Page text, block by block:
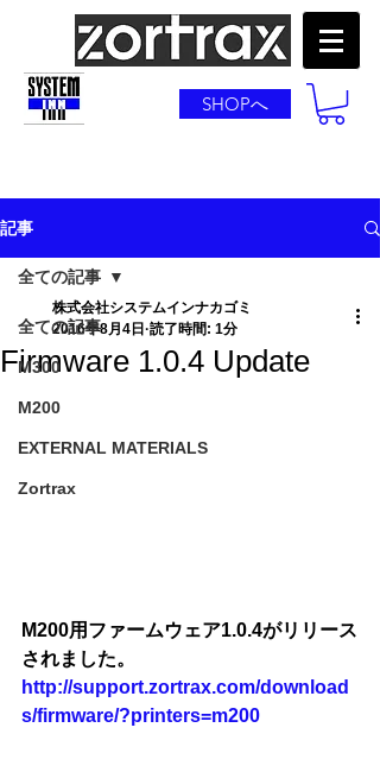
SHOPへ
記事
全ての記事
M300
M200
EXTERNAL MATERIALS
Zortrax
全ての記事
Firmware 1.0.4 Update
株式会社システムインナカゴミ
2016年8月4日 読了時間: 1分
M200用ファームウェア1.0.4がリリース
されました。
http://support.zortrax.com/download
s/firmware/?printers=m200